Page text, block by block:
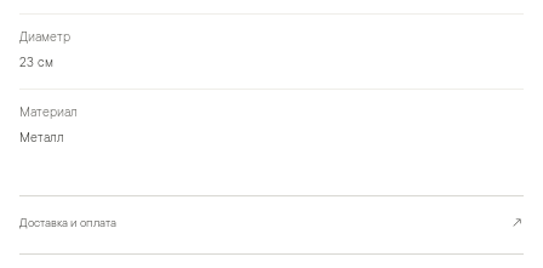
Диаметр
23 см
Материал
Металл
Доставка и оплата ↗